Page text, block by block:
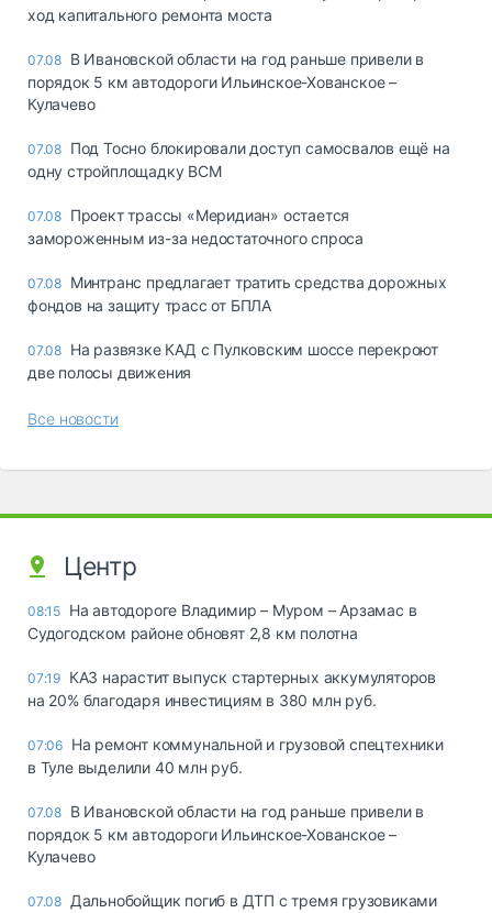
ход капитального ремонта моста
07.08 В Ивановской области на год раньше привели в
порядок 5 км автодороги Ильинское-Хованское –
Кулачево
07.08 Под Тосно блокировали доступ самосвалов ещё на
одну стройплощадку ВСМ
07.08 Проект трассы «Меридиан» остается
замороженным из-за недостаточного спроса
07.08 Минтранс предлагает тратить средства дорожных
фондов на защиту трасс от БПЛА
07.08 На развязке КАД с Пулковским шоссе перекроют
две полосы движения
Все новости
Центр
08:15 На автодороге Владимир – Муром – Арзамас в
Судогодском районе обновят 2,8 км полотна
07:19 КАЗ нарастит выпуск стартерных аккумуляторов
на 20% благодаря инвестициям в 380 млн руб.
07:06 На ремонт коммунальной и грузовой спецтехники
в Туле выделили 40 млн руб.
07.08 В Ивановской области на год раньше привели в
порядок 5 км автодороги Ильинское-Хованское –
Кулачево
07.08 Дальнобойщик погиб в ДТП с тремя грузовиками